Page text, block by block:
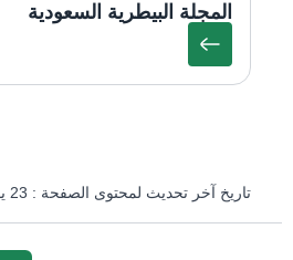
المجلة البيطرية السعودية
تاريخ آخر تحديث لمحتوى الصفحة : 23 يونيو 2026 بتمام الساعة 09:02 مساءً